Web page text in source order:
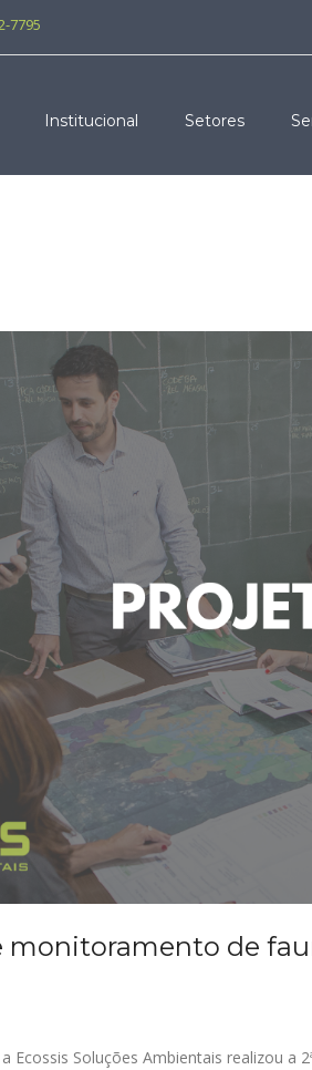
7795
Institucional Setores
monitoramento de
Ecossis Soluções Ambientais realizou